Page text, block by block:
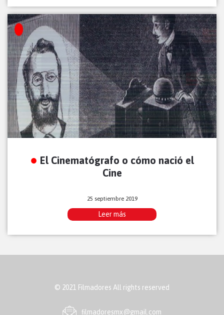
El Cinematógrafo o cómo nació el
Cine
25 septiembre 2019
Leer más
© 2021 Filmadores All rights reserved
ﬁlmadoresmx@gmail.com